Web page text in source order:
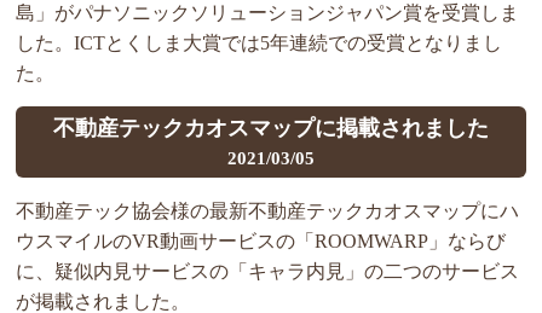
島」がパナソニックソリューションジャパン賞を受賞しま
した。ICTとくしま大賞では5年連続での受賞となりまし
た。
不動産テックカオスマップに掲載されました
2021/03/05
不動産テック協会様の最新不動産テックカオスマップにハ
ウスマイルのVR動画サービスの「ROOMWARP」ならび
に、疑似内見サービスの「キャラ内見」の二つのサービス
が掲載されました。